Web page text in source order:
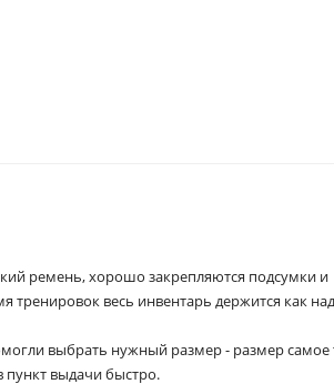
ремень, хорошо закрепляются подсумки и
тренировок весь инвентарь держится как
выбрать нужный размер - размер самое
выдачи быстро.